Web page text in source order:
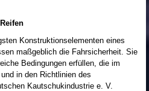
Konstruktionselementen eines
maßgeblich die Fahrsicherheit. Sie
Bedingungen erfüllen, die im
in den Richtlinien des
Kautschukindustrie e. V.